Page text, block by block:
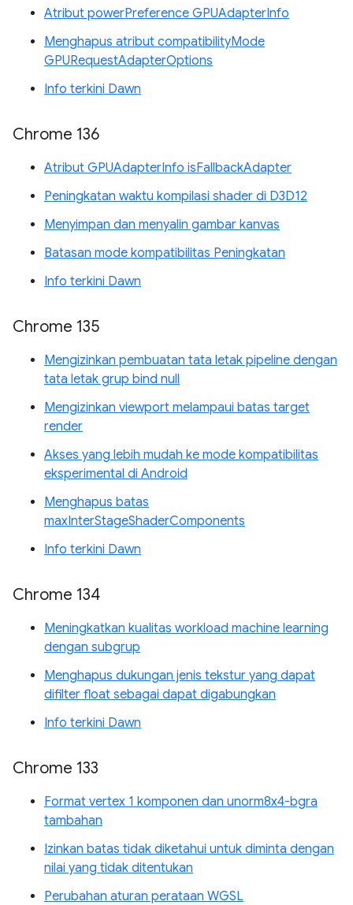
Atribut powerPreference GPUAdapterInfo
Menghapus atribut compatibilityMode
GPURequestAdapterOptions
Info terkini Dawn
Chrome 136
Atribut GPUAdapterInfo isFallbackAdapter
Peningkatan waktu kompilasi shader di D3D12
Menyimpan dan menyalin gambar kanvas
Batasan mode kompatibilitas Peningkatan
Info terkini Dawn
Chrome 135
Mengizinkan pembuatan tata letak pipeline dengan
tata letak grup bind null
Mengizinkan viewport melampaui batas target
render
Akses yang lebih mudah ke mode kompatibilitas
eksperimental di Android
Menghapus batas
maxInterStageShaderComponents
Info terkini Dawn
Chrome 134
Meningkatkan kualitas workload machine learning
dengan subgrup
Menghapus dukungan jenis tekstur yang dapat
difilter float sebagai dapat digabungkan
Info terkini Dawn
Chrome 133
Format vertex 1 komponen dan unorm8x4-bgra
tambahan
Izinkan batas tidak diketahui untuk diminta dengan
nilai yang tidak ditentukan
Perubahan aturan perataan WGSL